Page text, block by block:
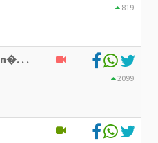
819
. .
2099